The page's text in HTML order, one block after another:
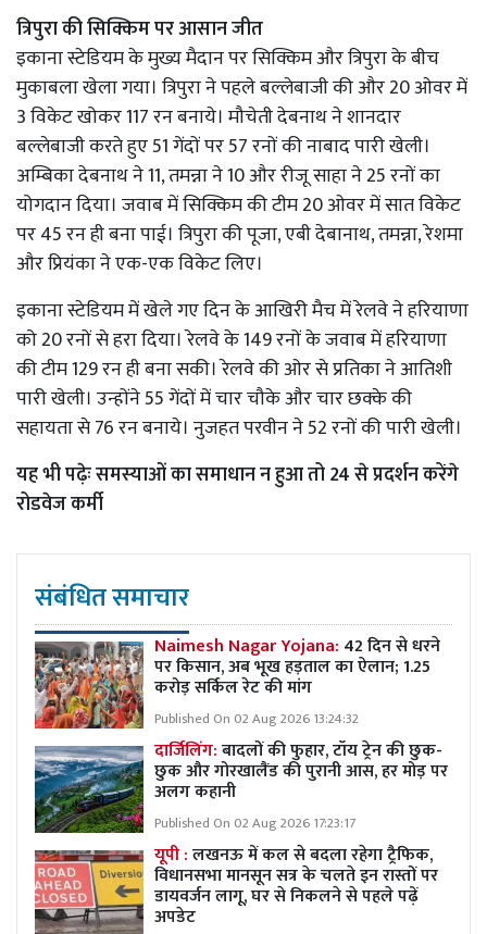
त्रिपुरा की सिक्किम पर आसान जीत
इकाना स्टेडियम के मुख्य मैदान पर सिक्किम और त्रिपुरा के बीच
मुकाबला खेला गया। त्रिपुरा ने पहले बल्लेबाजी की और 20 ओवर में
3 विकेट खोकर 117 रन बनाये। मौचेती देबनाथ ने शानदार
बल्लेबाजी करते हुए 51 गेंदों पर 57 रनों की नाबाद पारी खेली।
अम्बिका देबनाथ ने 11, तमन्ना ने 10 और रीजू साहा ने 25 रनों का
योगदान दिया। जवाब में सिक्किम की टीम 20 ओवर में सात विकेट
पर 45 रन ही बना पाई। त्रिपुरा की पूजा, एबी देबानाथ, तमन्ना, रेशमा
और प्रियंका ने एक-एक विकेट लिए।
इकाना स्टेडियम में खेले गए दिन के आखिरी मैच में रेलवे ने हरियाणा
को 20 रनों से हरा दिया। रेलवे के 149 रनों के जवाब में हरियाणा
की टीम 129 रन ही बना सकी। रेलवे की ओर से प्रतिका ने आतिशी
पारी खेली। उन्होंने 55 गेंदों में चार चौके और चार छक्के की
सहायता से 76 रन बनाये। नुजहत परवीन ने 52 रनों की पारी खेली।
यह भी पढ़ेःसमस्याओं का समाधान न हुआ तो 24 से प्रदर्शन करेंगे
रोडवेज कर्मी
संबंधित समाचार
Naimesh Nagar Yojana: 42 दिन से धरने
पर किसान, अब भूख हड़ताल का ऐलान; 1.25
करोड़ सर्किल रेट की मांग
Published On 02 Aug 2026 13:24:32
दार्जिलिंग:बादलों की फुहार, टॉय ट्रेन की छुक-
छुक और गोरखालैंड की पुरानी आस, हर मोड़ पर
अलग कहानी
Published On 02 Aug 2026 17:23:17
यूपी :लखनऊ में कल से बदला रहेगा ट्रैफिक,
विधानसभा मानसून सत्र के चलते इन रास्तों पर
डायवर्जन लागू, घर से निकलने से पहले पढ़ें
अपडेट